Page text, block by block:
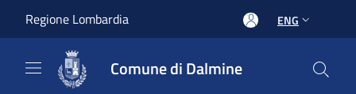
Regione Lombardia ENG
Comune di Dalmine